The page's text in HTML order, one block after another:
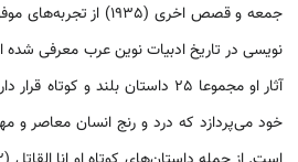
جمعه و قصص اخری
نویسی در تاریخ ادبیات نوین عرب معرفی
آثار او مجموعا 25 داستان
خود می‌پردازد که درد و رنج انسان معاصر و